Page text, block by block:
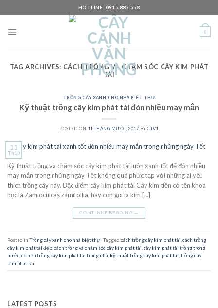
to
HOTLINE: 0915.885.558
0
TAG ARCHIVES: CÁCH TRỒNG VÀ CHĂM SÓC CÂY KIM PHÁT
TÀI
TRỒNG CÂY XANH CHO NHÀ BIỆT THỰ
Kỹ thuật trồng cây kim phát tài đón nhiều may mắn
POSTED ON 11 THÁNG MƯỜI, 2017 BYCTV1
11
Th10
Kỹ thuật trồng và chăm sóc cây kim phát tài luôn xanh tốt để đón nhiều
may mắn trong những ngày Tết không quá phức tạp với những ai yêu
thích trồng cây này. Đặc điểm cây kim phát tài Cây kim tiền có tên khoa
học là Zamioculcas zamifollia, hay còn gọi là kim […]
CONTINUE READING →
Posted in Trồng cây xanh cho nhà biệt thự| Tagged cách trồng cây kim phát tài,cách trồng
cây kim phát tài đẹp,cách trồng và chăm sóc cây kim phát tài,cây kim phát tài trồng trong
nước,có nên trồng cây kim phát tài trong nhà, kỹ thuật trồng cây kim phát tài,trồng cây
kim phát tài
LATEST POSTS